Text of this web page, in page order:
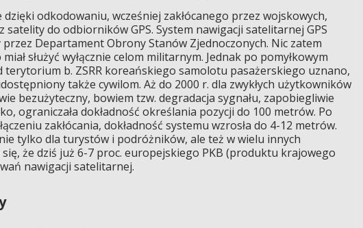
odkodowaniu, wcześniej zakłócanego przez wojskowych,
satelity do odbiorników GPS. System nawigacji satelitarnej GPS
Departament Obrony Stanów Zjednoczonych. Nic zatem
służyć wyłącznie celom militarnym. Jednak po pomyłkowym
terytorium b. ZSRR koreańskiego samolotu pasażerskiego uznano,
także cywilom. Aż do 2000 r. dla zwykłych użytkowników
bezużyteczny, bowiem tzw. degradacja sygnału, zapobiegliwie
ograniczała dokładność określania pozycji do 100 metrów. Po
zakłócania, dokładność systemu wzrosła do 4-12 metrów.
tylko dla turystów i podróżników, ale też w wielu innych
się, że dziś już 6-7 proc. europejskiego PKB (produktu krajowego
nawigacji satelitarnej.